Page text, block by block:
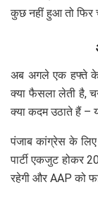
कुछ नहीं हुआ तो
अब अगले एक हफ्ते के
क्या फैसला लेती है,
क्या कदम उठाते हैं –
पंजाब कांग्रेस के लिए
पार्टी एकजुट होकर
रहेगी और AAP को